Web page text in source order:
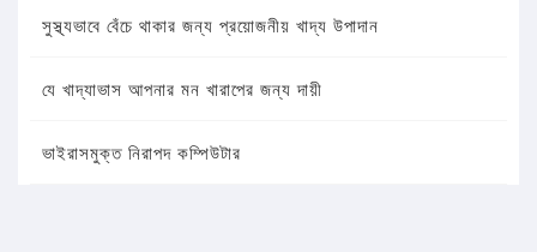
সুস্থ্যভাবে বেঁচে থাকার জন্য প্রয়োজনীয় খাদ্য উপাদান
যে খাদ্যাভাস আপনার মন খারাপের জন্য দায়ী
ভাইরাসমুক্ত নিরাপদ কম্পিউটার